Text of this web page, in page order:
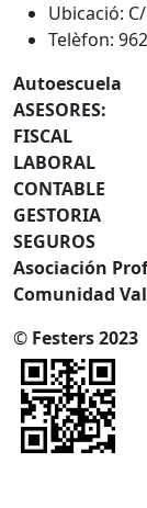
Ubicació:
Telèfon:
Autoescuela
ASESORES:
FISCAL
LABORAL
CONTABLE
GESTORIA
SEGUROS
Asociación
Comunidad
© Festers 2023